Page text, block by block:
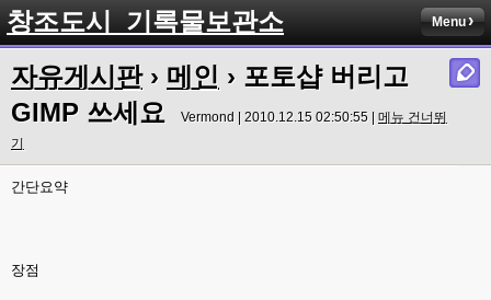
창조도시_기록물보관소 Menu
자유게시판› 메인 › 포토샵 버리고
GIMP 쓰세요
Vermond | 2010.12.15 02:50:55 | 메뉴 건너뛰
기
간단요약
장점